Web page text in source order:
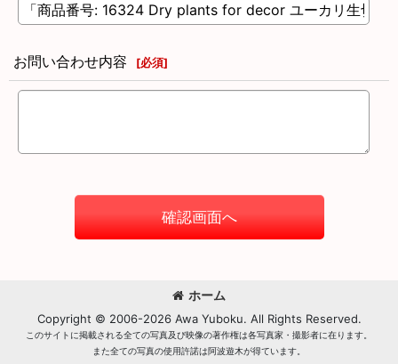
お問い合わせ内容 [必須]
確認画面へ
ホーム
Copyright © 2006-2026 Awa Yuboku. All Rights Reserved.
このサイトに掲載される全ての写真及び映像の著作権は各写真家・撮影者に在ります。
また全ての写真の使用許諾は阿波遊木が得ています。